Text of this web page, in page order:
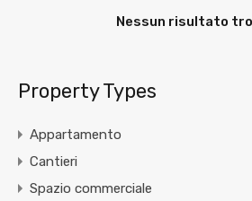
Nessun risultato
Property Types
Appartamento
Cantieri
Spazio commerciale